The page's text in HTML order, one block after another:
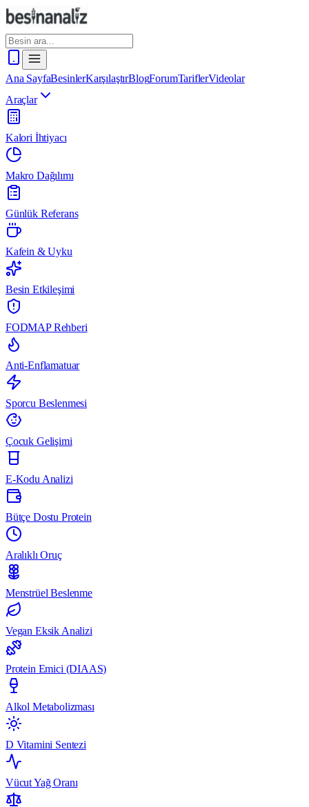
Ana SayfaBesinlerKarşılaştırBlogForumTariflerVideolar
Araçlar
Kalori İhtiyacı
Makro Dağılımı
Günlük Referans
Kafein & Uyku
Besin Etkileşimi
FODMAP Rehberi
Anti-Enflamatuar
Sporcu Beslenmesi
Çocuk Gelişimi
E-Kodu Analizi
Bütçe Dostu Protein
Aralıklı Oruç
Menstrüel Beslenme
Vegan Eksik Analizi
Protein Emici (DIAAS)
Alkol Metabolizması
D Vitamini Sentezi
Vücut Yağ Oranı